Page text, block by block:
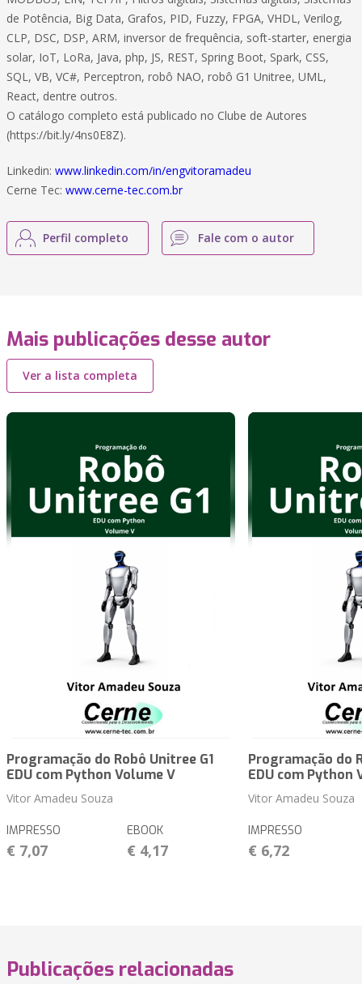
de Potência, Big Data, Grafos, PID, Fuzzy, FPGA, VHDL, Verilog,
CLP, DSC, DSP, ARM, inversor de frequência, soft-starter, energia
solar, IoT, LoRa, Java, php, JS, REST, Spring Boot, Spark, CSS,
SQL, VB, VC#, Perceptron, robô NAO, robô G1 Unitree, UML,
React, dentre outros.
O catálogo completo está publicado no Clube de Autores
(https://bit.ly/4ns0E8Z).
Linkedin: www.linkedin.com/in/engvitoramadeu
Cerne Tec: www.cerne-tec.com.br
Perfil completo Fale com o autor
Mais publicações desse autor
Ver a lista completa
Programação do Robô Unitree G1
EDU com Python Volume V
Vitor Amadeu Souza
IMPRESSO
€ 7,07
EBOOK
€ 4,17
Programação do
EDU com Python
Vitor Amadeu Souza
IMPRESSO
€ 6,72
Publicações relacionadas